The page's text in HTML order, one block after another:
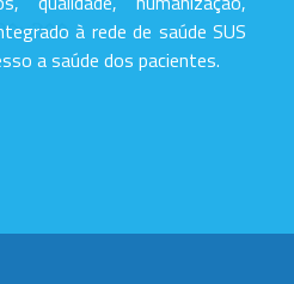
à rede de saúde SUS
a saúde dos pacientes.